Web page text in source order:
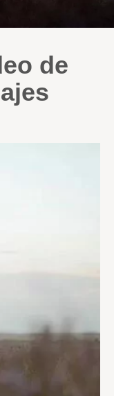
de